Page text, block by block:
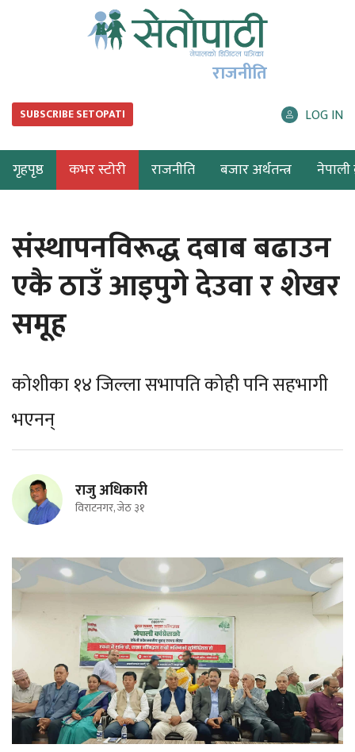
राजनीति
SUBSCRIBE SETOPATI LOG IN
गृहपृष्ठ कभर स्टोरी राजनीति बजार अर्थतन्त्र नेपाली
संस्थापनविरूद्ध दबाब बढाउन
एकै ठाउँ आइपुगे देउवा र शेखर
समूह
कोशीका १४ जिल्ला सभापति कोही पनि सहभागी
भएनन्
राजु अधिकारी
विराटनगर, जेठ ३१